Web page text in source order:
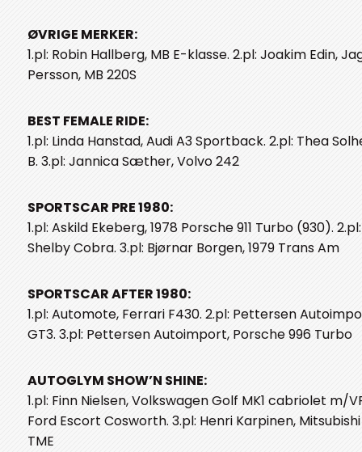
ØVRIGE MERKER:
1.pl: Robin Hallberg, MB E-klasse. 2.pl: Joakim Edin,
Persson, MB 220S
BEST FEMALE RIDE:
1.pl: Linda Hanstad, Audi A3 Sportback. 2.pl: Thea
B. 3.pl: Jannica Sæther, Volvo 242
SPORTSCAR PRE 1980:
1.pl: Askild Ekeberg, 1978 Porsche 911 Turbo (930).
Shelby Cobra. 3.pl: Bjørnar Borgen, 1979 Trans Am
SPORTSCAR AFTER 1980:
1.pl: Automote, Ferrari F430. 2.pl: Pettersen
GT3. 3.pl: Pettersen Autoimport, Porsche 996 Turbo
AUTOGLYM SHOW’N SHINE:
1.pl: Finn Nielsen, Volkswagen Golf MK1 cabriolet m/
Ford Escort Cosworth. 3.pl: Henri Karpinen,
TME